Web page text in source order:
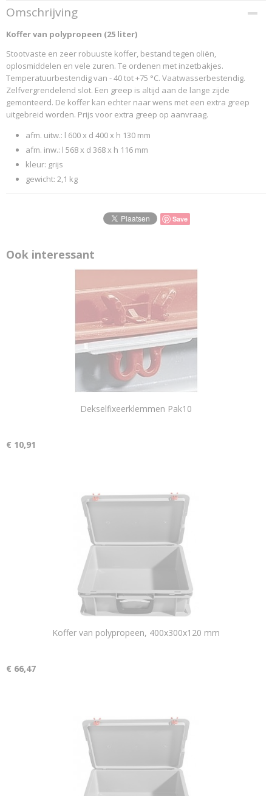
Productcode
150346
Productcode leverancier
Omschrijving
Koffer van polypropeen (25 liter)
Stootvaste en zeer robuuste koffer, bestand tegen oliën,
oplosmiddelen en vele zuren. Te ordenen met inzetbakjes.
Temperatuurbestendig van - 40 tot +75 °C. Vaatwasserbestendig.
Zelfvergrendelend slot. Een greep is altijd aan de lange zijde
gemonteerd. De koffer kan echter naar wens met een extra greep
uitgebreid worden. Prijs voor extra greep op aanvraag.
afm. uitw.: l 600 x d 400 x h 130 mm
afm. inw.: l 568 x d 368 x h 116 mm
kleur: grijs
gewicht: 2,1 kg
Save
Ook interessant
Dekselfixeerklemmen Pak10
€ 10,91
Koffer van polypropeen, 400x300x120 mm
€ 66,47